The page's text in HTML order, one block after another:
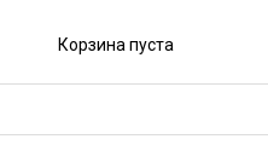
Корзина пуста